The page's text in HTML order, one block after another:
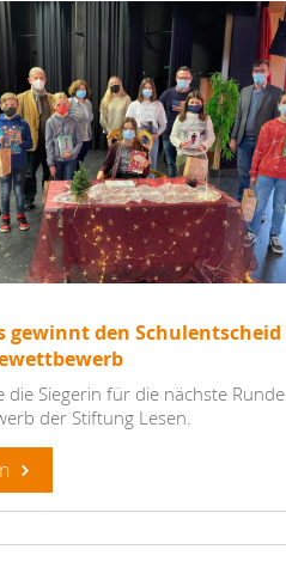
gewinnt den Schulentscheid
die Siegerin für die nächste Runde
der Stiftung Lesen.